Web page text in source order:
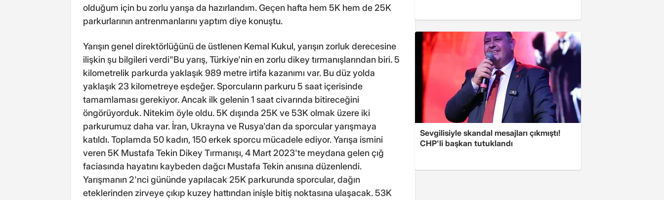
olduğum için bu zorlu yarışa da hazırlandım. Geçen hafta hem 5K hem de 25K
parkurlarının antrenmanlarını yaptım diye konuştu.
Yarışın genel direktörlüğünü de üstlenen Kemal Kukul, yarışın zorluk derecesine
ilişkin şu bilgileri verdi"Bu yarış, Türkiye'nin en zorlu dikey tırmanışlarından biri. 5
kilometrelik parkurda yaklaşık 989 metre irtifa kazanımı var. Bu düz yolda
yaklaşık 23 kilometreye eşdeğer. Sporcuların parkuru 5 saat içerisinde
tamamlaması gerekiyor. Ancak ilk gelenin 1 saat civarında bitireceğini
öngörüyorduk. Nitekim öyle oldu. 5K dışında 25K ve 53K olmak üzere iki
parkurumuz daha var. İran, Ukrayna ve Rusya'dan da sporcular yarışmaya
katıldı. Toplamda 50 kadın, 150 erkek sporcu mücadele ediyor. Yarışa ismini
veren 5K Mustafa Tekin Dikey Tırmanışı, 4 Mart 2023'te meydana gelen çığ
faciasında hayatını kaybeden dağcı Mustafa Tekin anısına düzenlendi.
Yarışmanın 2'nci gününde yapılacak 25K parkurunda sporcular, dağın
eteklerinden zirveye çıkıp kuzey hattından inişle bitiş noktasına ulaşacak. 53K
Sevgilisiyle skandal mesajları çıkmıştı!
CHP'li başkan tutuklandı